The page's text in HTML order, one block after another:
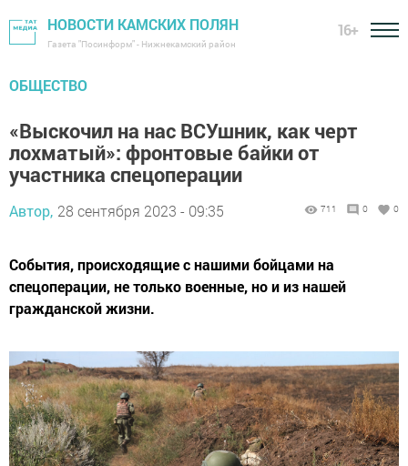
НОВОСТИ КАМСКИХ ПОЛЯН
Газета "Посинформ" - Нижнекамский район
16+
ОБЩЕСТВО
«Выскочил на нас ВСУшник, как черт
лохматый»: фронтовые байки от
участника спецоперации
Автор, 28 сентября 2023 - 09:35 711 0 0
События, происходящие с нашими бойцами на
спецоперации, не только военные, но и из нашей
гражданской жизни.